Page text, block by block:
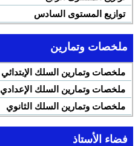
توازيع المستوى السادس
ملخصات وتمارين
ملخصات وتمارين السلك الإبتدائي
ملخصات وتمارين السلك الإعدادي
ملخصات وتمارين السلك الثانوي
فضاء الأستاذ